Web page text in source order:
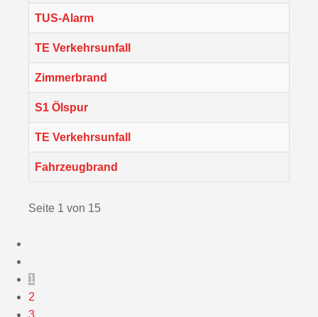
TUS-Alarm
TE Verkehrsunfall
Zimmerbrand
S1 Ölspur
TE Verkehrsunfall
Fahrzeugbrand
Seite 1 von 15
1
2
3